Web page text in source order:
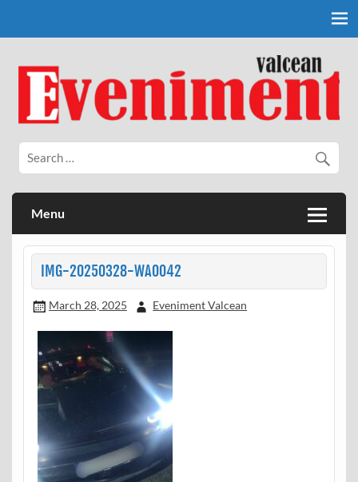
Eveniment Valcean
Menu
IMG-20250328-WA0042
March 28, 2025 Eveniment Valcean